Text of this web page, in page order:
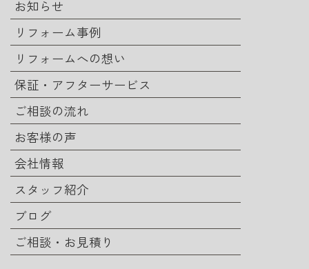
お知らせ
リフォーム事例
リフォームへの想い
保証・アフターサービス
ご相談の流れ
お客様の声
会社情報
スタッフ紹介
ブログ
ご相談・お見積り